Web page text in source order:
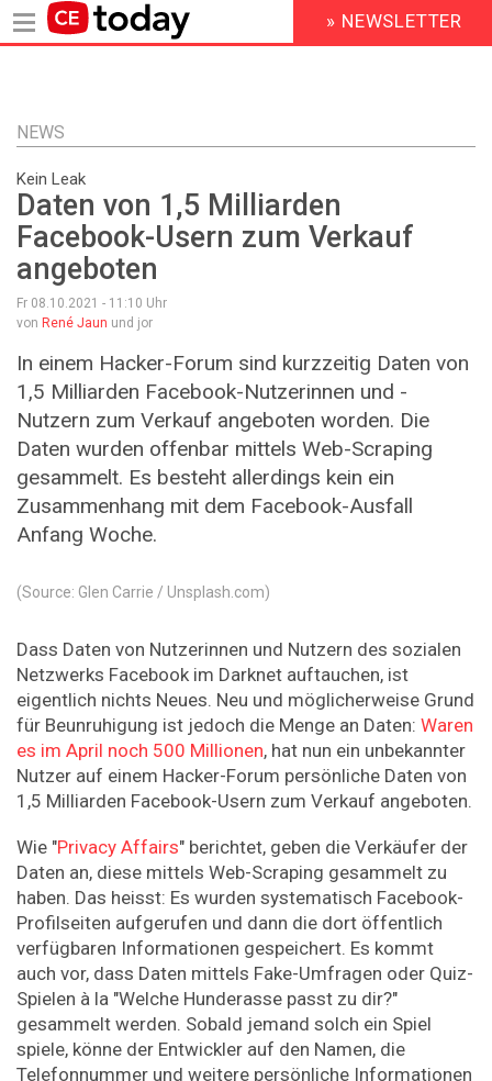
Inhalt
HEADER
MENU
» NEWSLETTER
NEWS
Kein Leak
Daten von 1,5 Milliarden
Facebook-Usern zum Verkauf
angeboten
Fr 08.10.2021 - 11:10 Uhr
von René Jaun und jor
In einem Hacker-Forum sind kurzzeitig Daten von
1,5 Milliarden Facebook-Nutzerinnen und -
Nutzern zum Verkauf angeboten worden. Die
Daten wurden offenbar mittels Web-Scraping
gesammelt. Es besteht allerdings kein ein
Zusammenhang mit dem Facebook-Ausfall
Anfang Woche.
(Source: Glen Carrie / Unsplash.com)
Dass Daten von Nutzerinnen und Nutzern des sozialen
Netzwerks Facebook im Darknet auftauchen, ist
eigentlich nichts Neues. Neu und möglicherweise Grund
für Beunruhigung ist jedoch die Menge an Daten: Waren
es im April noch 500 Millionen, hat nun ein unbekannter
Nutzer auf einem Hacker-Forum persönliche Daten von
1,5 Milliarden Facebook-Usern zum Verkauf angeboten.
Wie "Privacy Affairs" berichtet, geben die Verkäufer der
Daten an, diese mittels Web-Scraping gesammelt zu
haben. Das heisst: Es wurden systematisch Facebook-
Profilseiten aufgerufen und dann die dort öffentlich
verfügbaren Informationen gespeichert. Es kommt
auch vor, dass Daten mittels Fake-Umfragen oder Quiz-
Spielen à la "Welche Hunderasse passt zu dir?"
gesammelt werden. Sobald jemand solch ein Spiel
spiele, könne der Entwickler auf den Namen, die
Telefonnummer und weitere persönliche Informationen